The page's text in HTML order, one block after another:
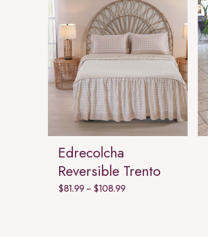
Edrecolcha
Reversible Trento
$81.99 – $108.99Price